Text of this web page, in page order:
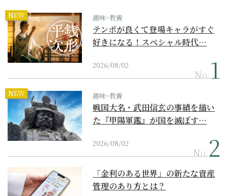
NEW 趣味･教養
テンポが良くて登場キャラがすぐ
好きになる！スペシャル時代…
2026/08/02
No.
NEW 趣味･教養
戦国大名・武田信玄の事績を描い
た『甲陽軍鑑』が国を滅ぼす…
2026/08/02
No.
「金利のある世界」の新たな資産
管理のあり方とは？